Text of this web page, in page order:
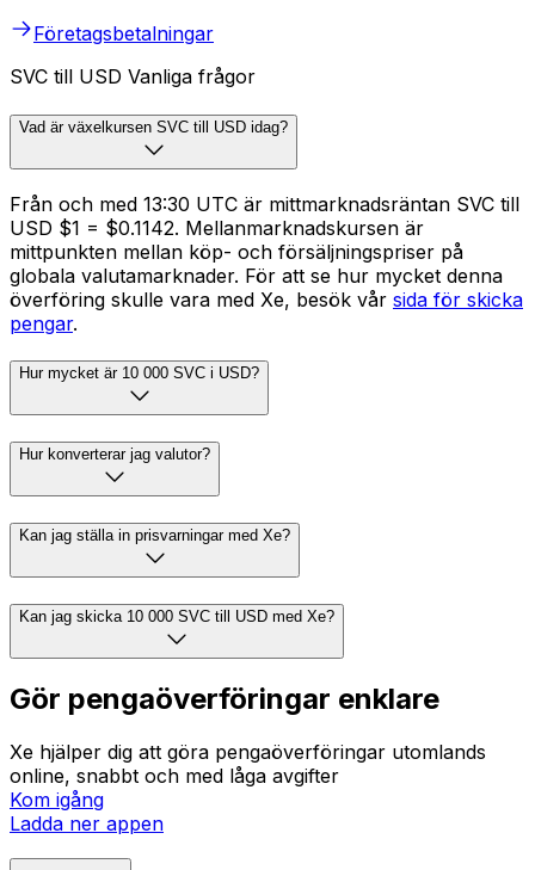
Företagsbetalningar
SVC till USD Vanliga frågor
Vad är växelkursen SVC till USD idag?
Från och med 13:30 UTC är mittmarknadsräntan SVC till
USD $1 = $0.1142. Mellanmarknadskursen är
mittpunkten mellan köp- och försäljningspriser på
globala valutamarknader. För att se hur mycket denna
överföring skulle vara med Xe, besök vår sida för skicka
pengar.
Hur mycket är 10 000 SVC i USD?
Hur konverterar jag valutor?
Kan jag ställa in prisvarningar med Xe?
Kan jag skicka 10 000 SVC till USD med Xe?
Gör pengaöverföringar enklare
Xe hjälper dig att göra pengaöverföringar utomlands
online, snabbt och med låga avgifter
Kom igång
Ladda ner appen